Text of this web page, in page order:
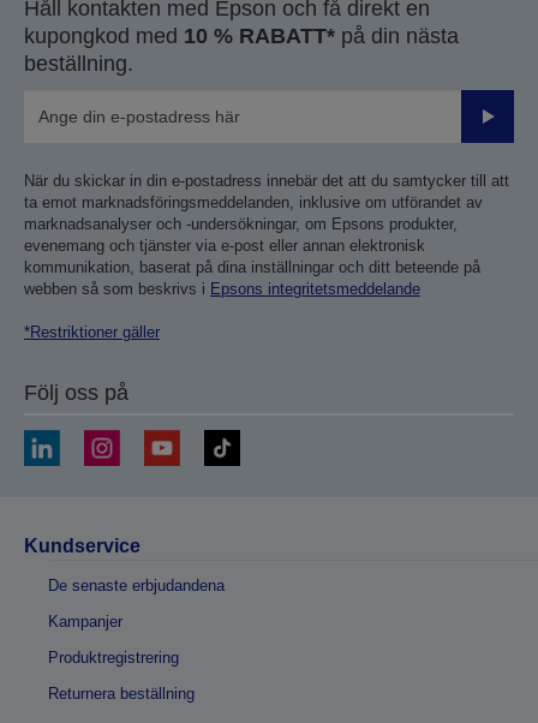
Håll kontakten med Epson och få direkt en
kupongkod med 10 % RABATT* på din nästa
beställning.
Skicka
När du skickar in din e-postadress innebär det att du samtycker till att
ta emot marknadsföringsmeddelanden, inklusive om utförandet av
marknadsanalyser och -undersökningar, om Epsons produkter,
evenemang och tjänster via e-post eller annan elektronisk
kommunikation, baserat på dina inställningar och ditt beteende på
webben så som beskrivs i Epsons integritetsmeddelande
*Restriktioner gäller
Följ oss på
Kundservice
De senaste erbjudandena
Kampanjer
Produktregistrering
Returnera beställning